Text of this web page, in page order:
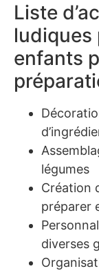
Liste
ludiques
enfants
légumes
Création
préparer
diverses